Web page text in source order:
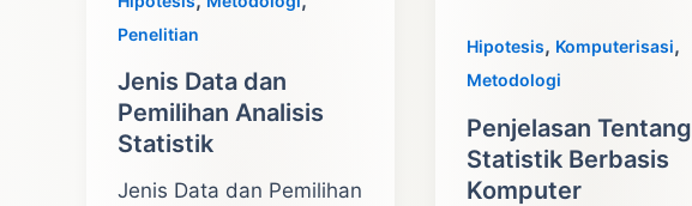
Penelitian
Jenis Data dan
Pemilihan Analisis
Statistik
Jenis Data dan Pemilihan
Hipotesis, Komputerisasi,
Metodologi
Penjelasan Tentang
Statistik Berbasis
Komputer